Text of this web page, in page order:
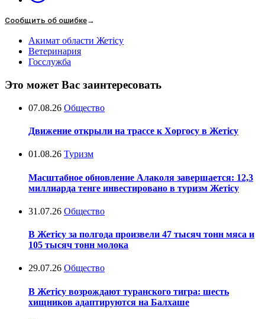
Сообщить об ошибке→
Акимат области Жетісу
Ветеринария
Госслужба
Это может Вас заинтересовать
07.08.26 Общество
Движение открыли на трассе к Хоргосу в Жетісу
01.08.26 Туризм
Масштабное обновление Алаколя завершается: 12,3
миллиарда тенге инвестировано в туризм Жетісу
31.07.26 Общество
В Жетісу за полгода произвели 47 тысяч тонн мяса и
105 тысяч тонн молока
29.07.26 Общество
В Жетісу возрождают туранского тигра: шесть
хищников адаптируются на Балхаше